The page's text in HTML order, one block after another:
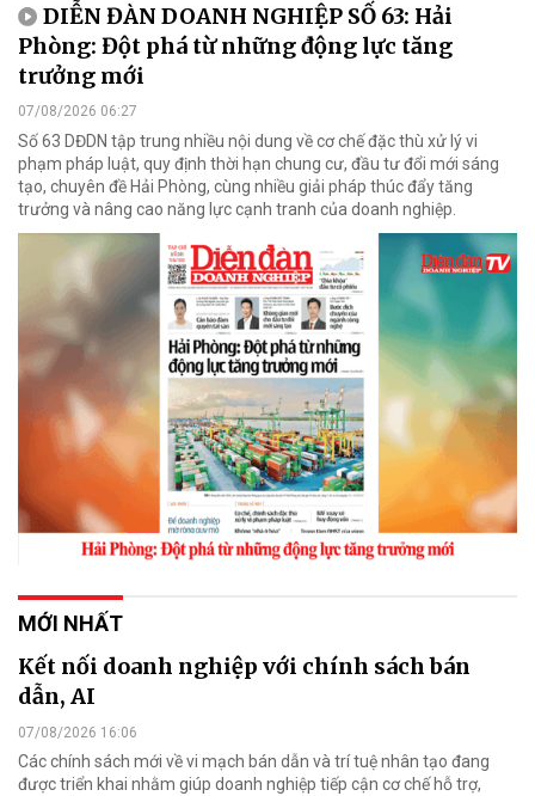
DIỄN ĐÀN DOANH NGHIỆP SỐ 63: Hải
Phòng: Đột phá từ những động lực tăng
trưởng mới
07/08/2026 06:27
Số 63 DĐDN tập trung nhiều nội dung về cơ chế đặc thù xử lý vi
phạm pháp luật, quy định thời hạn chung cư, đầu tư đổi mới sáng
tạo, chuyên đề Hải Phòng, cùng nhiều giải pháp thúc đẩy tăng
trưởng và nâng cao năng lực cạnh tranh của doanh nghiệp.
MỚI NHẤT
Kết nối doanh nghiệp với chính sách bán
dẫn, AI
07/08/2026 16:06
Các chính sách mới về vi mạch bán dẫn và trí tuệ nhân tạo đang
được triển khai nhằm giúp doanh nghiệp tiếp cận cơ chế hỗ trợ,